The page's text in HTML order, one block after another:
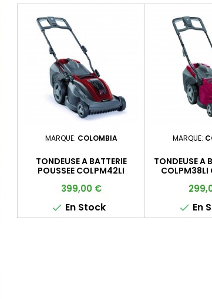
MARQUE: COLOMBIA
TONDEUSE A BATTERIE
POUSSEE COLPM42LI
Prix
399,00 €
 En Stock
MARQUE:
TONDEUSE A
COLPM38LI
Prix
 En